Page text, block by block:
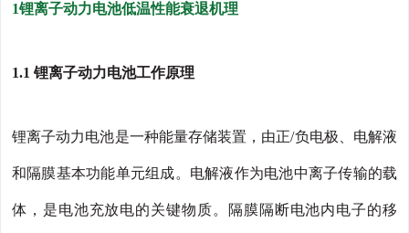
1锂离子动力电池低温性能衰退机理
1.1 锂离子动力电池工作原理
锂离子动力电池是一种能量存储装置，由正/负电极、电解液
和隔膜基本功能单元组成。电解液作为电池中离子传输的载
体，是电池充放电的关键物质。隔膜隔断电池内电子的移